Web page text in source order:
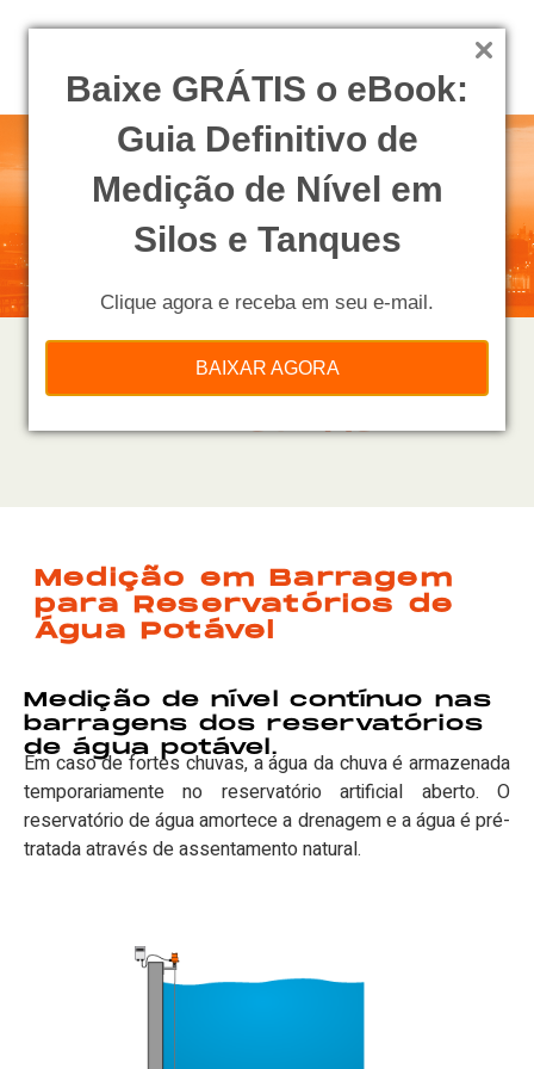
Baixe GRÁTIS o eBook:
Guia Definitivo de
Medição de Nível em
Silos e Tanques
Clique agora e receba em seu e-mail.
BAIXAR AGORA
PROCESSOS NAS
INDÚSTRIAS
Medição em Barragem
para Reservatórios de
Água Potável
Medição de nível contínuo nas
barragens dos reservatórios
de água potável.
Em caso de fortes chuvas, a água da chuva é armazenada
temporariamente no reservatório artificial aberto. O
reservatório de água amortece a drenagem e a água é pré-
tratada através de assentamento natural.